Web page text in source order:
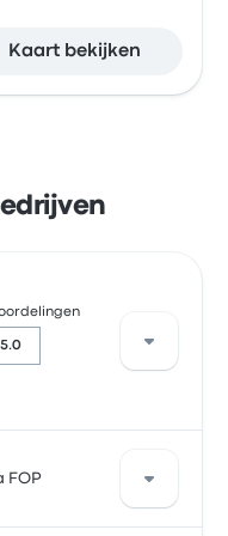
Kaart bekijken
5.0
het bedrijf 4
FOP